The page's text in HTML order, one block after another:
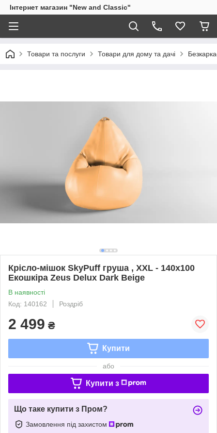
Інтернет магазин "New and Classic"
Товари та послуги Товари для дому та дачі
Крісло-мішок SkyPuff груша , XXL - 140х100
Екошкіра Zeus Delux Dark Beige
В наявності
Код: 140162
Роздріб
2 499 ₴
Купити
або
Купити з
Що таке купити з Пром?
Замовлення під захистом